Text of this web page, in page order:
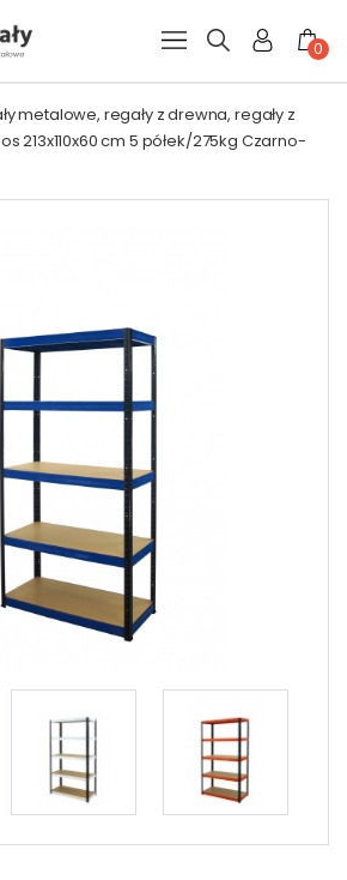
0
metalowe, regały z drewna, regały z
213x110x60 cm 5 półek/275kg Czarno-